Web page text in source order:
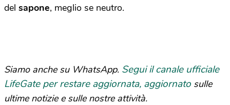
del sapone, meglio se neutro.
Siamo anche su WhatsApp. Segui il canale ufficiale
LifeGate per restare aggiornata, aggiornato sulle
ultime notizie e sulle nostre attività.